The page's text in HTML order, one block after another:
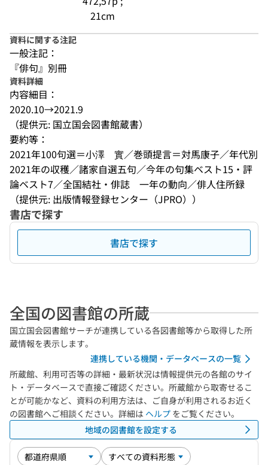
21cm
資料に関する注記
一般注記：
『俳句』別冊
資料詳細
内容細目：
2020.10→2021.9
（提供元: 国立国会図書館蔵書）
要約等：
2021年100句選＝小澤　實／巻頭提言＝対馬康子／年代別
2021年の収穫／諸家自選五句／今年の句集ベスト15・評
論ベスト7／全国結社・俳誌　一年の動向／俳人住所録
（提供元: 出版情報登録センター（JPRO））
書店で探す
書店で探す
全国の図書館の所蔵
国立国会図書館サーチが連携している各図書館等から取得した所
蔵情報を表示します。
連携している機関・データベースの一覧
所蔵館、利用可否等の詳細・最新状況は情報提供元の各館のサイ
ト・データベースで直接ご確認ください。所蔵館から取寄せるこ
とが可能かなど、資料の利用方法は、ご自身が利用されるお近く
の図書館へご相談ください。詳細は ヘルプ をご覧ください。
地域の図書館を設定する